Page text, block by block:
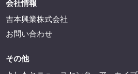
会社情報
吉本興業株式会社
お問い合わせ
その他